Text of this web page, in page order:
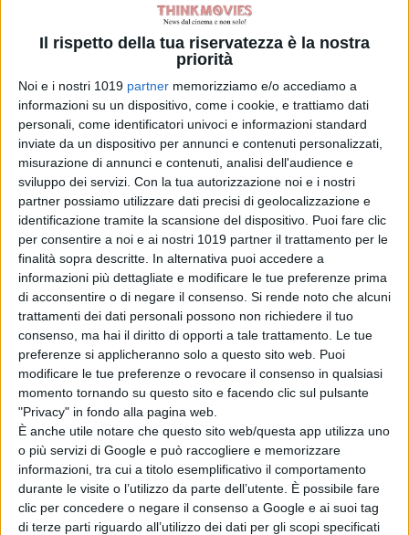
Il rispetto della tua riservatezza è la nostra
priorità
Noi e i nostri 1019 partner memorizziamo e/o accediamo a
informazioni su un dispositivo, come i cookie, e trattiamo dati
personali, come identificatori univoci e informazioni standard
inviate da un dispositivo per annunci e contenuti personalizzati,
misurazione di annunci e contenuti, analisi dell'audience e
sviluppo dei servizi. Con la tua autorizzazione noi e i nostri
partner possiamo utilizzare dati precisi di geolocalizzazione e
identificazione tramite la scansione del dispositivo. Puoi fare clic
per consentire a noi e ai nostri 1019 partner il trattamento per le
finalità sopra descritte. In alternativa puoi accedere a
informazioni più dettagliate e modificare le tue preferenze prima
di acconsentire o di negare il consenso. Si rende noto che alcuni
trattamenti dei dati personali possono non richiedere il tuo
consenso, ma hai il diritto di opporti a tale trattamento. Le tue
preferenze si applicheranno solo a questo sito web. Puoi
modificare le tue preferenze o revocare il consenso in qualsiasi
momento tornando su questo sito e facendo clic sul pulsante
"Privacy" in fondo alla pagina web.
È anche utile notare che questo sito web/questa app utilizza uno
o più servizi di Google e può raccogliere e memorizzare
informazioni, tra cui a titolo esemplificativo il comportamento
durante le visite o l’utilizzo da parte dell’utente. È possibile fare
clic per concedere o negare il consenso a Google e ai suoi tag
di terze parti riguardo all’utilizzo dei dati per gli scopi specificati
il miliardo e
diventa il più
grande successo
di Nolan
di Emanuela Giuliani
Spider-Man:
Brand New Day è
inarrestabile: 1,67
miliardi in soli 12
giorni
di Emanuela Giuliani
Film in Uscita
Settimana del 9
Agosto 2026
di La Redazione
NIMRODS
di La Redazione
Sadie Sink svela il
retroscena sul
casting di Ciclope
negli X-Men
di Emanuela Giuliani